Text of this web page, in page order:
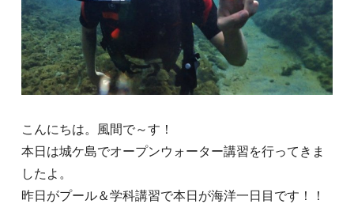
こんにちは。風間で～す！
本日は城ケ島でオープンウォーター講習を行ってきま
したよ。
昨日がプール＆学科講習で本日が海洋一日目です！！